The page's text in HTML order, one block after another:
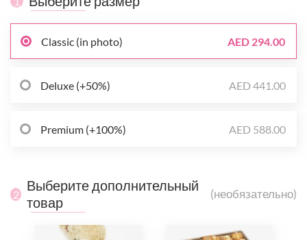
Classic (in photo) AED 294.00
Deluxe (+50%) AED 441.00
Premium (+100%) AED 588.00
2
Выберите дополнительный
товар
(необязательно)